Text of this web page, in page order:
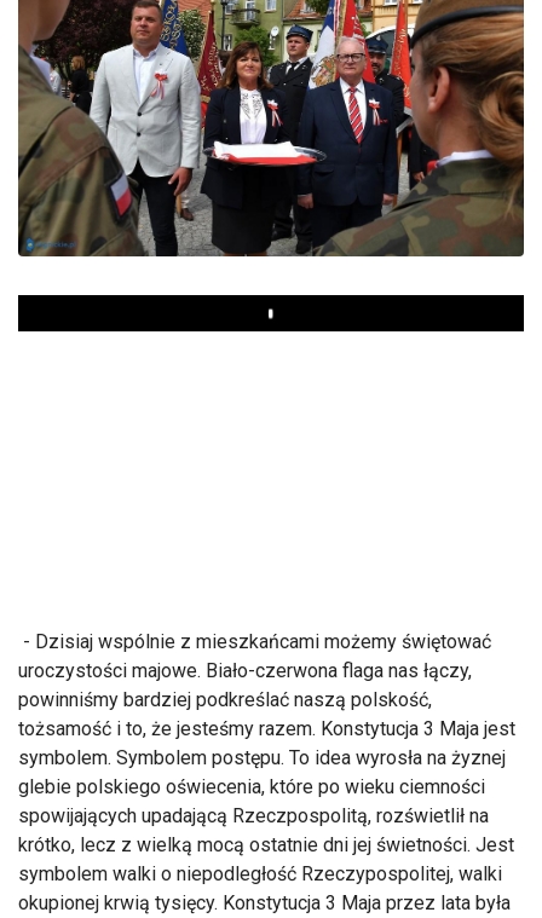
Play
- Dzisiaj wspólnie z mieszkańcami możemy świętować
uroczystości majowe. Biało-czerwona flaga nas łączy,
powinniśmy bardziej podkreślać naszą polskość,
tożsamość i to, że jesteśmy razem. Konstytucja 3 Maja jest
symbolem. Symbolem postępu. To idea wyrosła na żyznej
glebie polskiego oświecenia, które po wieku ciemności
spowijających upadającą Rzeczpospolitą, rozświetlił na
krótko, lecz z wielką mocą ostatnie dni jej świetności. Jest
symbolem walki o niepodległość Rzeczypospolitej, walki
okupionej krwią tysięcy. Konstytucja 3 Maja przez lata była